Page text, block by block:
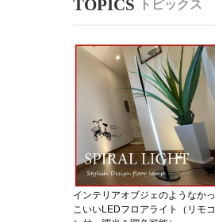
トピックス
インテリアオブジェのようなかっ
こいいLEDフロアライト（リモコ